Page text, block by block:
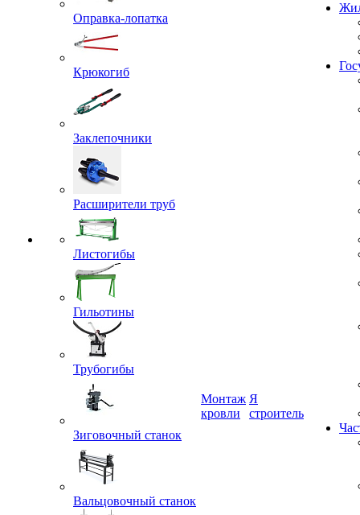
Оправка-лопатка
Крюкогиб
Заклепочники
Расширители труб
Листогибы
Гильотины
Трубогибы
Зиговочный станок
Вальцовочный станок
Монтаж
кровли
Я
строитель